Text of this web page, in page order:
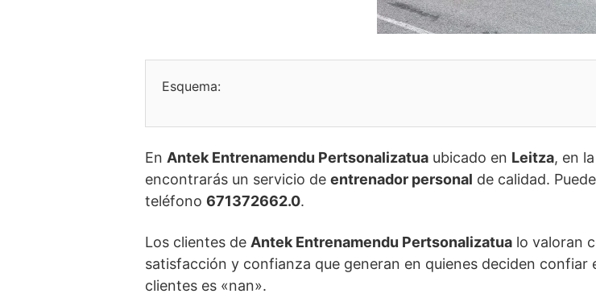
Esquema:
En Antek Entrenamendu Pertsonalizatua ubicado en Leitza, en
encontrarás un servicio de entrenador personal de calidad.
teléfono 671372662.0.
Los clientes de Antek Entrenamendu Pertsonalizatua lo valoran
satisfacción y confianza que generan en quienes deciden confiar
clientes es «nan».